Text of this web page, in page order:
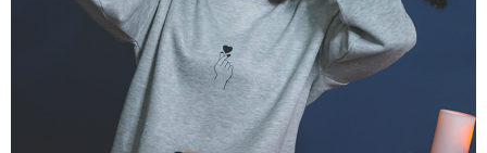
2. Berdasarkan tujuan kontrak persetujuan pembayaran menggunakan
"Pembayaran Ansuran Gogo", kedai akan memberikan maklumat peribadi
anda (termasuk nama, telefon atau alamat) kepada Taiwan Mobile untuk
pengumpulan, pemprosesan dan penggunaan, untuk pengesahan,
semakan dan pembetulan data yang diperlukan untuk bil ansuran oleh
3. Sila baca syarat perkhidmatan pengguna secara lengkap melalui
pautan berikut: https://oppay.tw/userRule